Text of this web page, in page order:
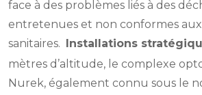
face à des problèmes liés à des
entretenues et non conformes
sanitaires.
Installations
mètres d’altitude, le complexe
Nurek, également connu sous le